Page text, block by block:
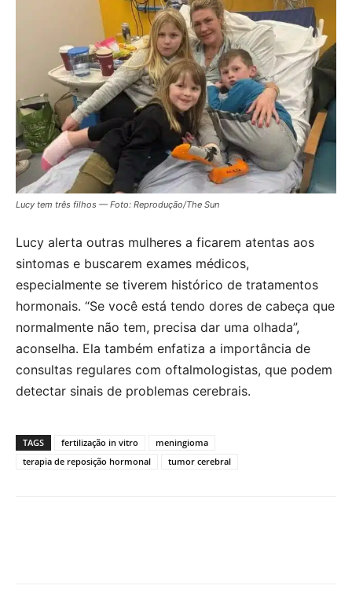
Lucy tem três filhos — Foto: Reprodução/The Sun
Lucy alerta outras mulheres a ficarem atentas aos
sintomas e buscarem exames médicos,
especialmente se tiverem histórico de tratamentos
hormonais. “Se você está tendo dores de cabeça que
normalmente não tem, precisa dar uma olhada”,
aconselha. Ela também enfatiza a importância de
consultas regulares com oftalmologistas, que podem
detectar sinais de problemas cerebrais.
TAGS fertilização in vitro
meningioma
terapia de reposição hormonal
tumor cerebral